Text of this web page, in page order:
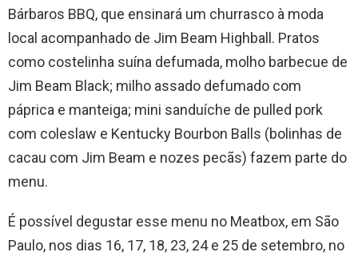
Bárbaros BBQ, que ensinará um churrasco à moda
local acompanhado de Jim Beam Highball. Pratos
como costelinha suína defumada, molho barbecue de
Jim Beam Black; milho assado defumado com
páprica e manteiga; mini sanduíche de pulled pork
com coleslaw e Kentucky Bourbon Balls (bolinhas de
cacau com Jim Beam e nozes pecãs) fazem parte do
menu.
É possível degustar esse menu no Meatbox, em São
Paulo, nos dias 16, 17, 18, 23, 24 e 25 de setembro, no